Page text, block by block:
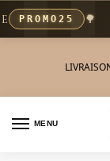
PROMO25 🌳
MENU